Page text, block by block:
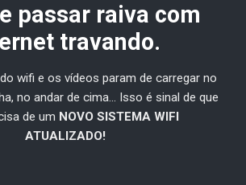
passar raiva com
travando.
wifi e os vídeos param de carregar no
no andar de cima... Isso é sinal de que
de um NOVO SISTEMA WIFI
ATUALIZADO!